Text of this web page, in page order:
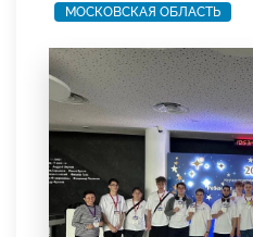
МОСКОВСКАЯ ОБЛАСТЬ